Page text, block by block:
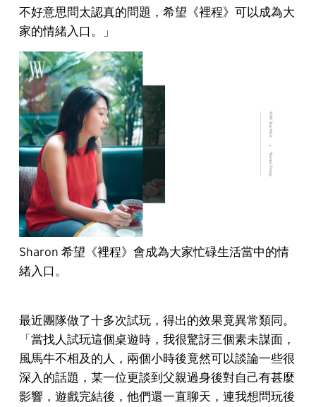
不好意思問太認真的問題，希望《裡程》可以成為大
家的情緒入口。」
Sharon 希望《裡程》會成為大家忙碌生活當中的情
緒入口。
最近團隊做了十多次試玩，得出的效果竟異常類同。
「當找人試玩這個桌遊時，我很驚訝三個素未謀面，
風馬牛不相及的人，兩個小時後竟然可以談論一些很
深入的話題，某一位更談到父親過身後對自己有甚麼
影響，遊戲完結後，他們還一直聊天，連我想問玩後